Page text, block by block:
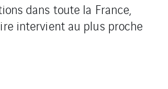
dans toute la France,
intervient au plus proche